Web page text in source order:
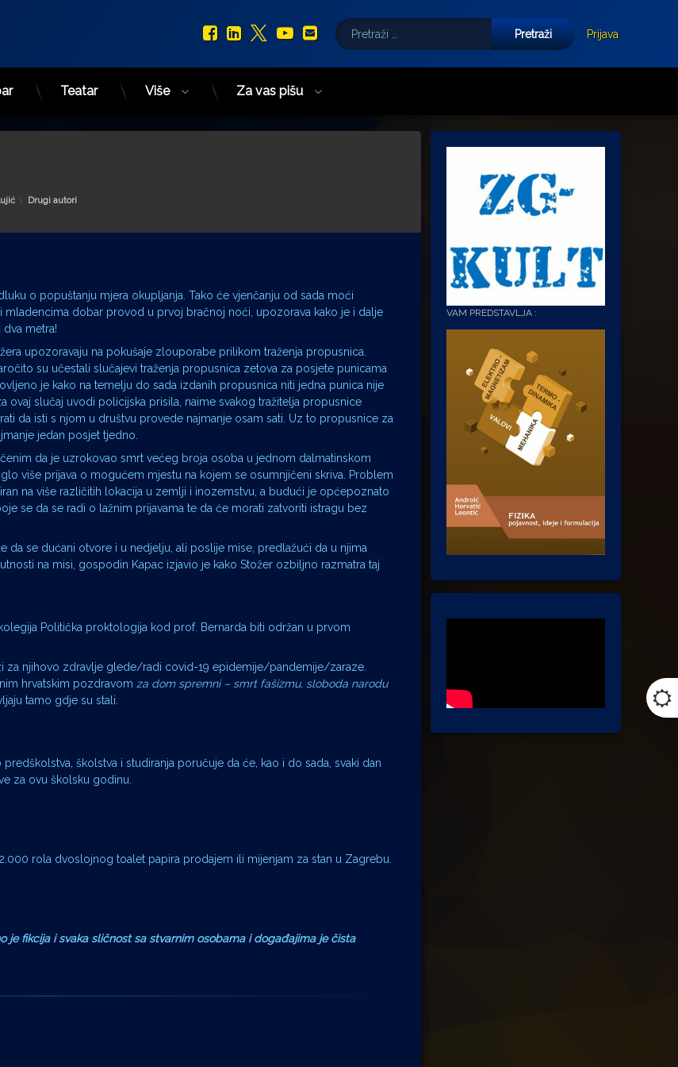
Facebook
LinkedIn
X.com
YouTube
E-mail
Pretraži:
Prijava
Teatar Više Za vas pišu
Kategorije:
Drugi autori
o popuštanju mjera okupljanja. Tako će vjenčanju od sada moći
mladencima dobar provod u prvoj bračnoj noći, upozorava kako je i dalje
metra!
upozoravaju na pokušaje zlouporabe prilikom traženja propusnica.
su učestali slučajevi traženja propusnica zetova za posjete punicama
je kako na temelju do sada izdanih propusnica niti jedna punica nije
ovaj slučaj uvodi policijska prisila, naime svakog tražitelja propusnice
da isti s njom u društvu provede najmanje osam sati. Uz to propusnice za
jedan posjet tjedno.
da je uzrokovao smrt većeg broja osoba u jednom dalmatinskom
više prijava o mogućem mjestu na kojem se osumnjičeni skriva. Problem
na više različitih lokacija u zemlji i inozemstvu, a budući je općepoznato
se da se radi o lažnim prijavama te da će morati zatvoriti istragu bez
da se dućani otvore i u nedjelju, ali poslije mise, predlažući da u njima
na misi, gospodin Kapac izjavio je kako Stožer ozbiljno razmatra taj
Politička proktologija kod prof. Bernarda biti održan u prvom
za njihovo zdravlje glede/radi covid-19 epidemije/pandemije/zaraze.
hrvatskim pozdravom za dom spremni – smrt fašizmu, sloboda narodu
tamo gdje su stali.
školstva i studiranja poručuje da će, kao i do sada, svaki dan
za ovu školsku godinu.
rola dvoslojnog toalet papira prodajem ili mijenjam za stan u Zagrebu.
je fikcija i svaka sličnost sa stvarnim osobama i događajima je čista
VAM PREDSTAVLJA :